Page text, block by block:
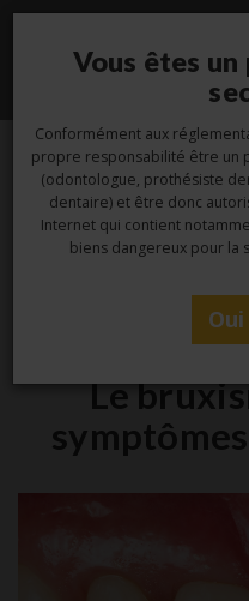
Le
Vous êtes
Conformément aux
propre responsabilité être un
(odontologue, prothésiste
dentaire) et être donc
Internet qui contient
biens dangereux pour la
Oui